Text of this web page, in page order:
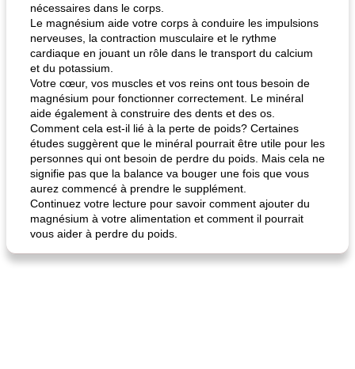
nécessaires dans le corps.
Le magnésium aide votre corps à conduire les impulsions
nerveuses, la contraction musculaire et le rythme
cardiaque en jouant un rôle dans le transport du calcium
et du potassium.
Votre cœur, vos muscles et vos reins ont tous besoin de
magnésium pour fonctionner correctement. Le minéral
aide également à construire des dents et des os.
Comment cela est-il lié à la perte de poids? Certaines
études suggèrent que le minéral pourrait être utile pour les
personnes qui ont besoin de perdre du poids. Mais cela ne
signifie pas que la balance va bouger une fois que vous
aurez commencé à prendre le supplément.
Continuez votre lecture pour savoir comment ajouter du
magnésium à votre alimentation et comment il pourrait
vous aider à perdre du poids.